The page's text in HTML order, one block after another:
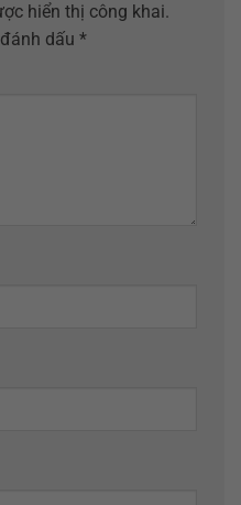
hiển thị công khai.
dấu *